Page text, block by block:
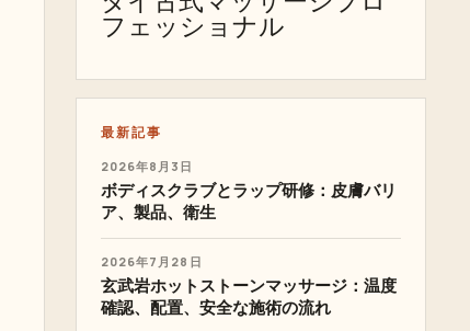
フェッショナル
最新記事
2026年8月3日
ボディスクラブとラップ研修：皮膚バリ
ア、製品、衛生
2026年7月28日
玄武岩ホットストーンマッサージ：温度
確認、配置、安全な施術の流れ